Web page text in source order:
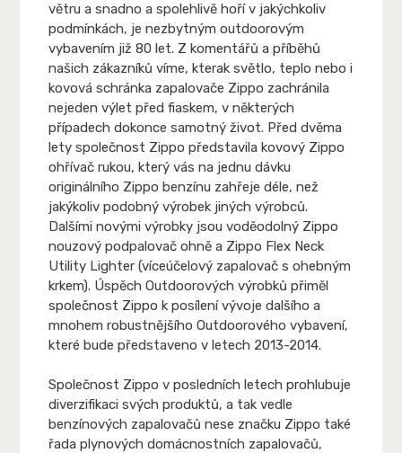
větru a snadno a spolehlivě hoří v jakýchkoliv
podmínkách, je nezbytným outdoorovým
vybavením již 80 let. Z komentářů a příběhů
našich zákazníků víme, kterak světlo, teplo nebo i
kovová schránka zapalovače Zippo zachránila
nejeden výlet před fiaskem, v některých
případech dokonce samotný život. Před dvěma
lety společnost Zippo představila kovový Zippo
ohřívač rukou, který vás na jednu dávku
originálního Zippo benzínu zahřeje déle, než
jakýkoliv podobný výrobek jiných výrobců.
Dalšími novými výrobky jsou voděodolný Zippo
nouzový podpalovač ohně a Zippo Flex Neck
Utility Lighter (víceúčelový zapalovač s ohebným
krkem). Úspěch Outdoorových výrobků přiměl
společnost Zippo k posílení vývoje dalšího a
mnohem robustnějšího Outdoorového vybavení,
které bude představeno v letech 2013-2014.
Společnost Zippo v posledních letech prohlubuje
diverzifikaci svých produktů, a tak vedle
benzínových zapalovačů nese značku Zippo také
řada plynových domácnostních zapalovačů,